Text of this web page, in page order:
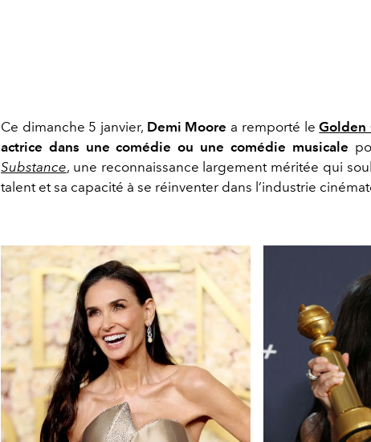
Ce dimanche 5 janvier, Demi Moore a remporté leGolden
actrice dans une comédie ou une comédie musicale
Substance, une reconnaissance largement méritée qui
talent et sa capacité à se réinventer dans l’industrie